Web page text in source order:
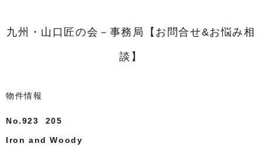
九州・山口匠の会－事務局【お問合せ&お悩み相
談】
物件情報
No.923 205
Iron and Woody